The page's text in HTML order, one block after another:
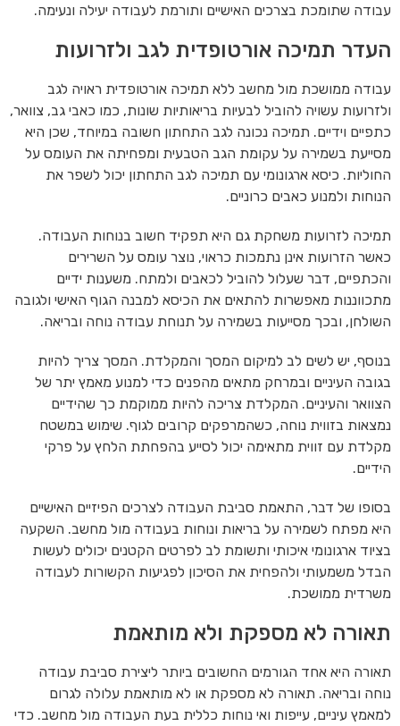
עבודה שתומכת בצרכים האישיים ותורמת לעבודה יעילה ונעימה.
העדר תמיכה אורטופדית לגב ולזרועות
עבודה ממושכת מול מחשב ללא תמיכה אורטופדית ראויה לגב
ולזרועות עשויה להוביל לבעיות בריאותיות שונות, כמו כאבי גב, צוואר,
כתפיים וידיים. תמיכה נכונה לגב התחתון חשובה במיוחד, שכן היא
מסייעת בשמירה על עקומת הגב הטבעית ומפחיתה את העומס על
החוליות. כיסא ארגונומי עם תמיכה לגב התחתון יכול לשפר את
הנוחות ולמנוע כאבים כרוניים.
תמיכה לזרועות משחקת גם היא תפקיד חשוב בנוחות העבודה.
כאשר הזרועות אינן נתמכות כראוי, נוצר עומס על השרירים
והכתפיים, דבר שעלול להוביל לכאבים ולמתח. משענות ידיים
מתכווננות מאפשרות להתאים את הכיסא למבנה הגוף האישי ולגובה
השולחן, ובכך מסייעות בשמירה על תנוחת עבודה נוחה ובריאה.
בנוסף, יש לשים לב למיקום המסך והמקלדת. המסך צריך להיות
בגובה העיניים ובמרחק מתאים מהפנים כדי למנוע מאמץ יתר של
הצוואר והעיניים. המקלדת צריכה להיות ממוקמת כך שהידיים
נמצאות בזווית נוחה, כשהמרפקים קרובים לגוף. שימוש במשטח
מקלדת עם זווית מתאימה יכול לסייע בהפחתת הלחץ על פרקי
הידיים.
בסופו של דבר, התאמת סביבת העבודה לצרכים הפיזיים האישיים
היא מפתח לשמירה על בריאות ונוחות בעבודה מול מחשב. השקעה
בציוד ארגונומי איכותי ותשומת לב לפרטים הקטנים יכולים לעשות
הבדל משמעותי ולהפחית את הסיכון לפגיעות הקשורות לעבודה
משרדית ממושכת.
תאורה לא מספקת ולא מותאמת
תאורה היא אחד הגורמים החשובים ביותר ליצירת סביבת עבודה
נוחה ובריאה. תאורה לא מספקת או לא מותאמת עלולה לגרום
למאמץ עיניים, עייפות ואי נוחות כללית בעת העבודה מול מחשב. כדי